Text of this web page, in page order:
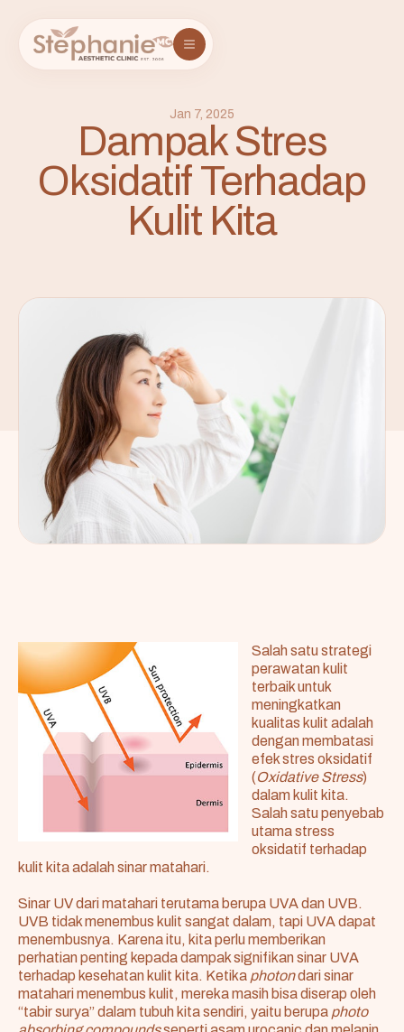
Jan 7, 2025
Dampak Stres
Oksidatif Terhadap
Kulit Kita
Salah satu strategi
perawatan kulit
terbaik untuk
meningkatkan
kualitas kulit adalah
dengan membatasi
efek stres oksidatif
(Oxidative Stress)
dalam kulit kita.
Salah satu penyebab
utama stress
oksidatif terhadap
kulit kita adalah sinar matahari.
Sinar UV dari matahari terutama berupa UVA dan UVB.
UVB tidak menembus kulit sangat dalam, tapi UVA dapat
menembusnya. Karena itu, kita perlu memberikan
perhatian penting kepada dampak signifikan sinar UVA
terhadap kesehatan kulit kita. Ketika photondari sinar
matahari menembus kulit, mereka masih bisa diserap oleh
“tabir surya” dalam tubuh kita sendiri, yaitu berupa photo